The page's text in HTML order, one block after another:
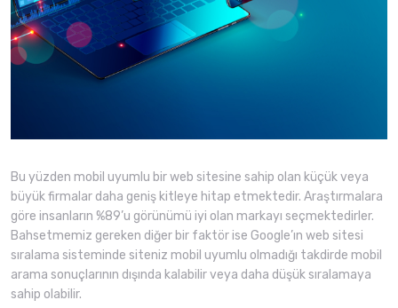
Bu yüzden mobil uyumlu bir web sitesine sahip olan küçük veya
büyük firmalar daha geniş kitleye hitap etmektedir. Araştırmalara
göre insanların %89’u görünümü iyi olan markayı seçmektedirler.
Bahsetmemiz gereken diğer bir faktör ise Google’ın web sitesi
sıralama sisteminde siteniz mobil uyumlu olmadığı takdirde mobil
arama sonuçlarının dışında kalabilir veya daha düşük sıralamaya
sahip olabilir.